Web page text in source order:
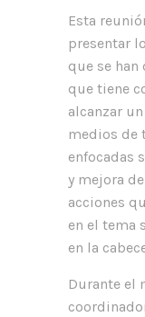
Esta
presentar
que se
que tiene
alcanzar
medios de
enfocadas
y mejora
acciones
en el tema
en la
Durante el